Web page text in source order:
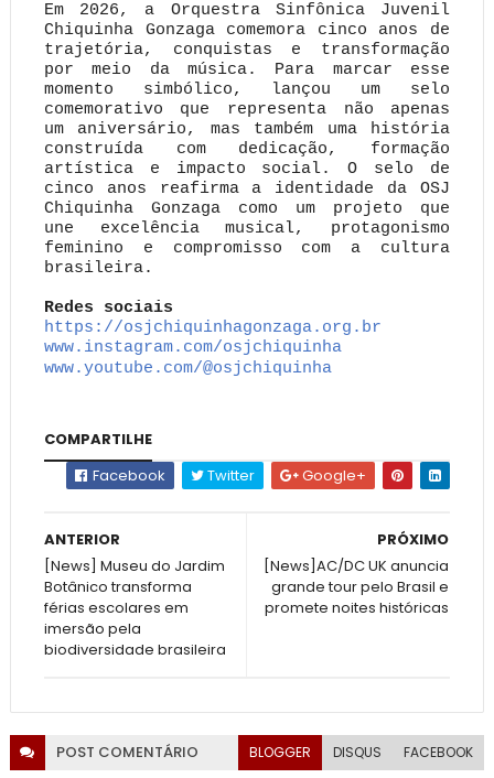
Em 2026, a Orquestra Sinfônica Juvenil
Chiquinha Gonzaga comemora cinco anos de
trajetória, conquistas e transformação
por meio da música. Para marcar esse
momento simbólico, lançou um selo
comemorativo que representa não apenas
um aniversário, mas também uma história
construída com dedicação, formação
artística e impacto social. O selo de
cinco anos reafirma a identidade da OSJ
Chiquinha Gonzaga como um projeto que
une excelência musical, protagonismo
feminino e compromisso com a cultura
brasileira.
Redes sociais
https://osjchiquinhagonzaga. org.br
www.instagram.com/osjchiquinha
www.youtube.com/@osjchiquinha
COMPARTILHE
Facebook
Twitter Google+
PRÓXIMO
[News]AC/DC UK anuncia
grande tour pelo Brasil e
promete noites históricas
ANTERIOR
[News] Museu do Jardim
Botânico transforma
férias escolares em
imersão pela
biodiversidade brasileira
POST COMENTÁRIO BLOGGER DISQUS FACEBOOK